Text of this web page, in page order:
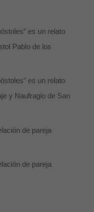
es un relato
Pablo de los
es un relato
y Naufragio de San
de pareja
de pareja